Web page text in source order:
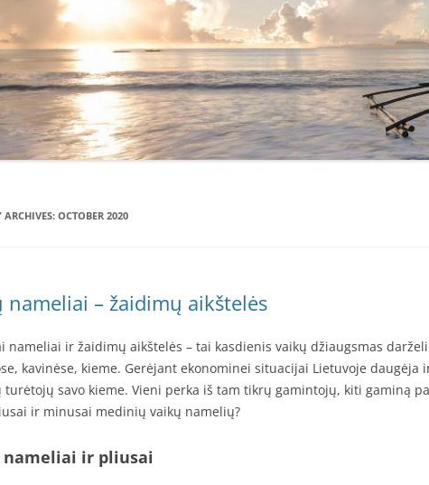
OCTOBER 2020
nameliai – žaidimų aikštelės
nameliai ir žaidimų aikštelės – tai kasdienis vaikų džiaugsmas
kavinėse, kieme. Gerėjant ekonominei situacijai Lietuvoje daugėja
turėtojų savo kieme. Vieni perka iš tam tikrų gamintojų, kiti gaminą
ir minusai medinių vaikų namelių?
nameliai ir pliusai